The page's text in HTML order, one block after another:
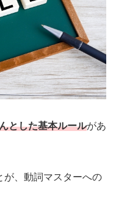
とした基本ルールがあ
が、動詞マスターへの